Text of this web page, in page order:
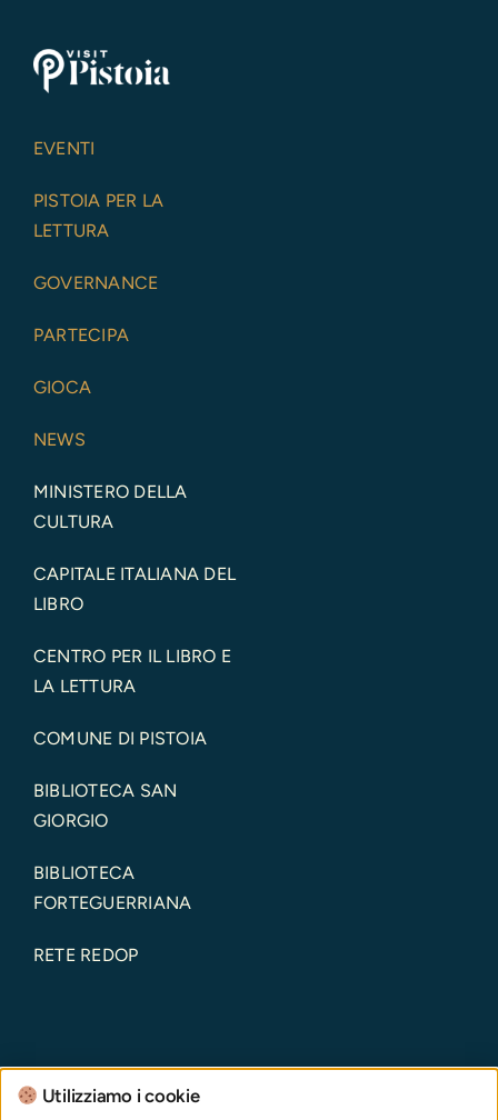
EVENTI
PISTOIA PER LA
LETTURA
GOVERNANCE
PARTECIPA
GIOCA
NEWS
MINISTERO DELLA
CULTURA
CAPITALE ITALIANA DEL
LIBRO
CENTRO PER IL LIBRO E
LA LETTURA
COMUNE DI PISTOIA
BIBLIOTECA SAN
GIORGIO
BIBLIOTECA
FORTEGUERRIANA
RETE REDOP
Utilizziamo i cookie